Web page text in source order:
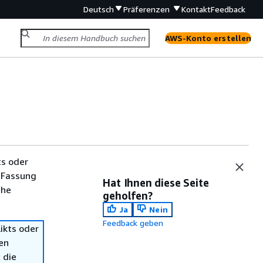
Deutsch Präferenzen KontaktFeedback
AWS-Konto erstellen
oder
oder
die
Hat Ihnen diese Seite
geholfen?
Ja
Nein
Feedback geben